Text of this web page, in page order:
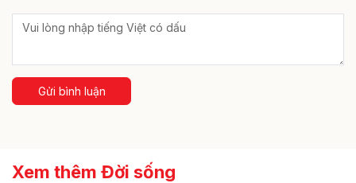
Gửi bình luận
Xem thêm Đời sống